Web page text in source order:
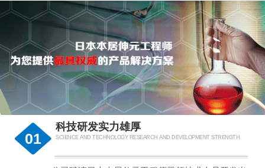
01
科技研发实力雄厚
SCIENCE AND TECHNOLOGY RESEARCH AND DEVELOPMENT STRENGTH